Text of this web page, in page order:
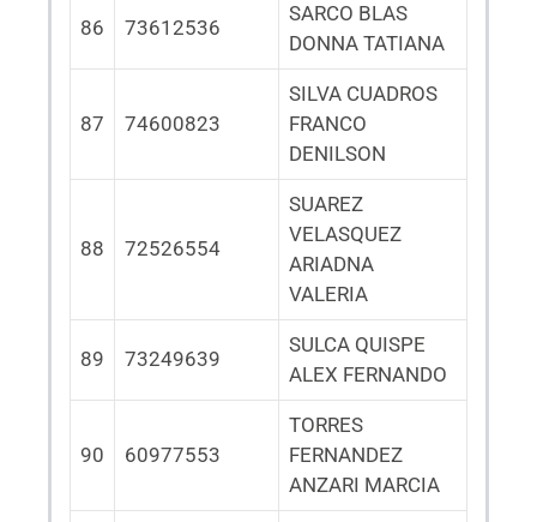
86 73612536
SARCO BLAS
DONNA TATIANA
87 74600823
SILVA CUADROS
FRANCO
DENILSON
88 72526554
SUAREZ
VELASQUEZ
ARIADNA
VALERIA
89 73249639
SULCA QUISPE
ALEX FERNANDO
90 60977553
TORRES
FERNANDEZ
ANZARI MARCIA